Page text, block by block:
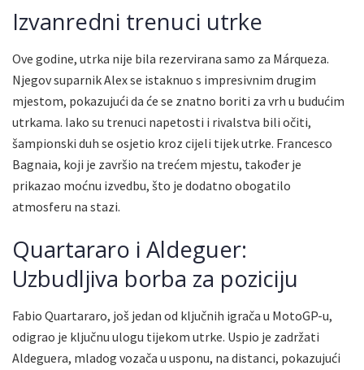
Izvanredni trenuci utrke
Ove godine, utrka nije bila rezervirana samo za Márqueza.
Njegov suparnik Alex se istaknuo s impresivnim drugim
mjestom, pokazujući da će se znatno boriti za vrh u budućim
utrkama. Iako su trenuci napetosti i rivalstva bili očiti,
šampionski duh se osjetio kroz cijeli tijek utrke. Francesco
Bagnaia, koji je završio na trećem mjestu, također je
prikazao moćnu izvedbu, što je dodatno obogatilo
atmosferu na stazi.
Quartararo i Aldeguer:
Uzbudljiva borba za poziciju
Fabio Quartararo, još jedan od ključnih igrača u MotoGP-u,
odigrao je ključnu ulogu tijekom utrke. Uspio je zadržati
Aldeguera, mladog vozača u usponu, na distanci, pokazujući